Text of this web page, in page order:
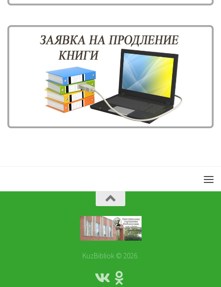
KuzBibliok © 2026.